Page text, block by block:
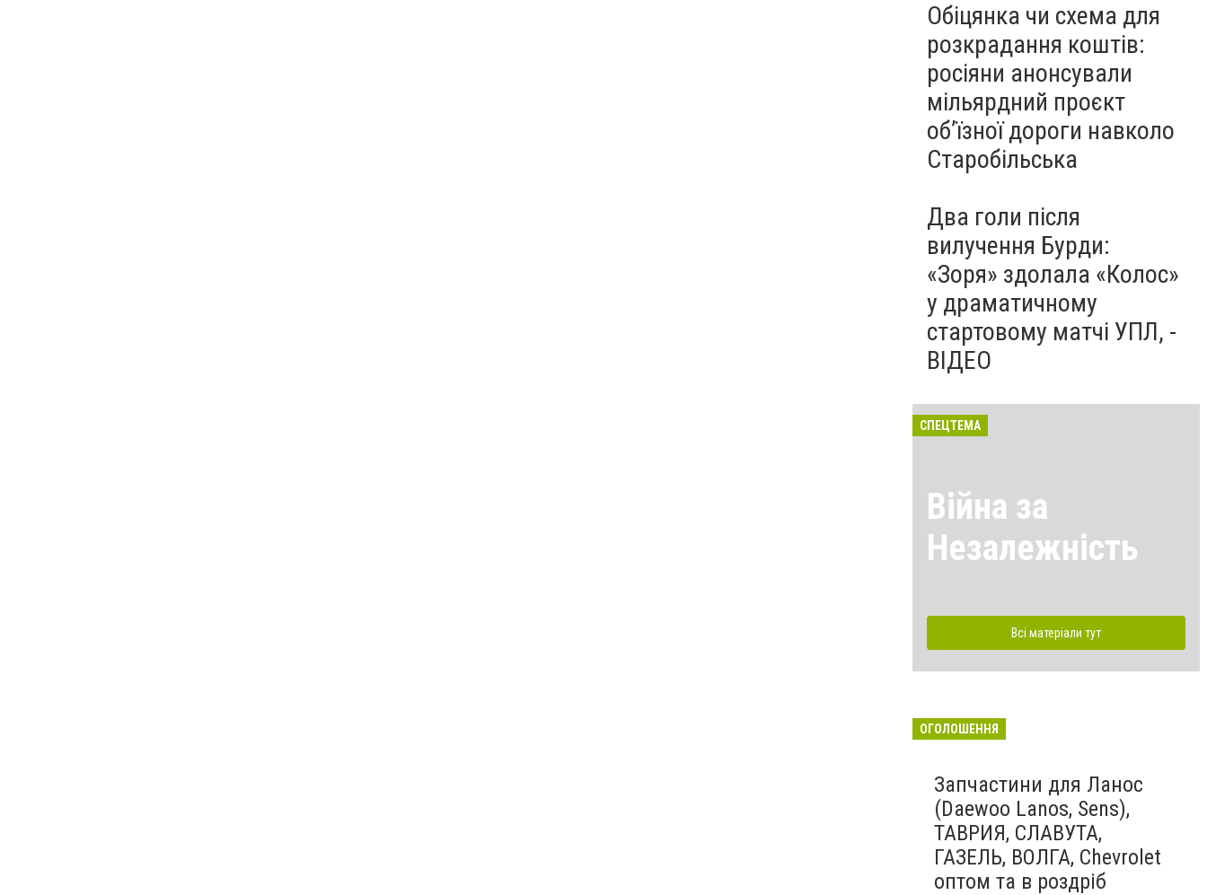
Обіцянка чи схема для
розкрадання коштів:
росіяни анонсували
мільярдний проєкт
об’їзної дороги навколо
Старобільська
Два голи після
вилучення Бурди:
«Зоря» здолала «Колос»
у драматичному
стартовому матчі УПЛ, -
ВІДЕО
СПЕЦТЕМА
Війна за
Незалежність
Всі матеріали тут
ОГОЛОШЕННЯ
Запчастини для Ланос
(Daewoo Lanos, Sens),
ТАВРИЯ, СЛАВУТА,
ГАЗЕЛЬ, ВОЛГА, Chevrolet
оптом та в роздріб